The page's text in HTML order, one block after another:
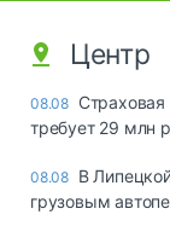
Центр
08.08
требует 29 млн
08.08 В
грузовым